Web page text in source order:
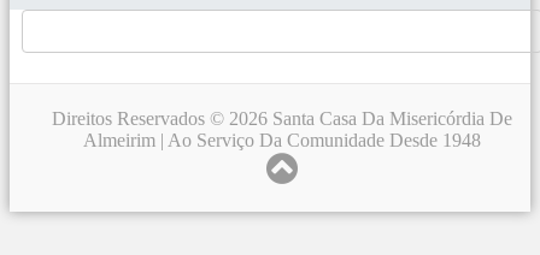
Direitos Reservados © 2026 Santa Casa Da Misericórdia De
Almeirim | Ao Serviço Da Comunidade Desde 1948